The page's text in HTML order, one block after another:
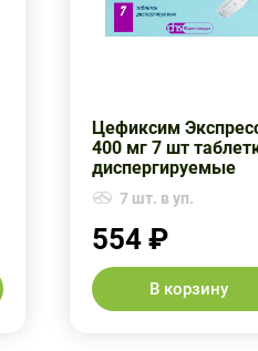
Цефиксим
400 мг 7 шт
диспергируемые
7 шт. в уп.
554 ₽
В корзину